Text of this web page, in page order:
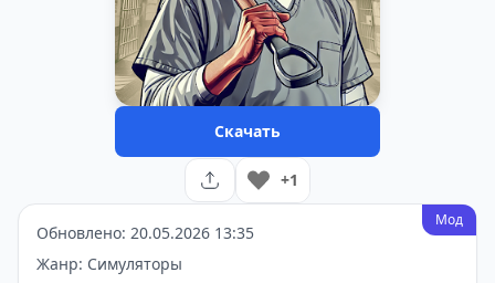
Скачать
+1
Мод
Обновлено: 20.05.2026 13:35
Жанр: Симуляторы